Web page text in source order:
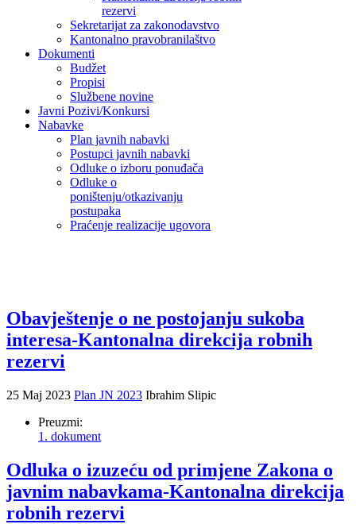
rezervi
Sekretarijat za zakonodavstvo
Kantonalno pravobranilaštvo
Dokumenti
Budžet
Propisi
Službene novine
Javni Pozivi/Konkursi
Nabavke
Plan javnih nabavki
Postupci javnih nabavki
Odluke o izboru ponuđača
Odluke o
poništenju/otkazivanju
postupaka
Praćenje realizacije ugovora
Obavještenje o ne postojanju sukoba
interesa-Kantonalna direkcija robnih
rezervi
25 Maj 2023 Plan JN 2023 Ibrahim Slipic
Preuzmi:
1. dokument
Odluka o izuzeću od primjene Zakona o
javnim nabavkama-Kantonalna direkcija
robnih rezervi